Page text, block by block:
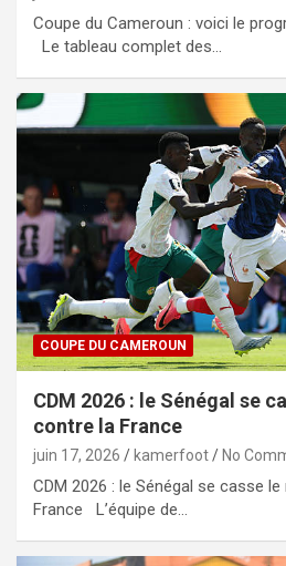
Coupe du Cameroun : voici le
Le tableau complet des…
COUPE DU CAMEROUN
CDM 2026 : le Sénégal se
contre la France
juin 17, 2026 kamerfoot No
CDM 2026 : le Sénégal se casse
France L’équipe de…